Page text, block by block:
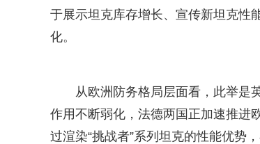
于展示坦克库存增长、宣传新坦克性
化。
从欧洲防务格局层面看，此举是
作用不断弱化，法德两国正加速推进
过渲染“挑战者”系列坦克的性能优势